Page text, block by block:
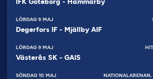
IFK Göteborg - Hammarby
LÖRDAG 9 MAJ
Degerfors IF - Mjällby AIF
LÖRDAG 9 MAJ
Västerås SK - GAIS
SÖNDAG 10 MAJ NATIONALARENAN,